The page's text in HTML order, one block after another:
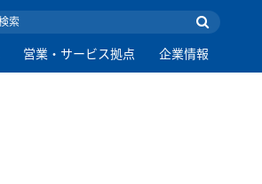
営業・サービス拠点 企業情報